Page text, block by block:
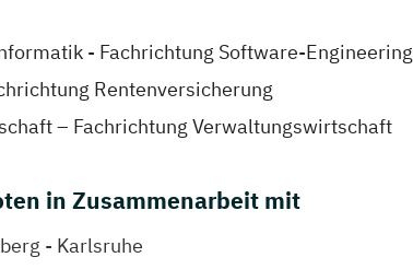
- Fachrichtung Software-Engineering
Rentenversicherung
– Fachrichtung Verwaltungswirtschaft
in Zusammenarbeit mit
- Karlsruhe